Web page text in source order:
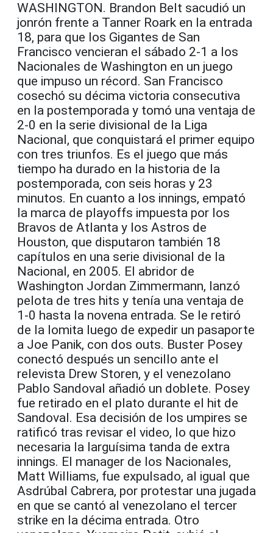
WASHINGTON. Brandon Belt sacudió un
jonrón frente a Tanner Roark en la entrada
18, para que los Gigantes de San
Francisco vencieran el sábado 2-1 a los
Nacionales de Washington en un juego
que impuso un récord. San Francisco
cosechó su décima victoria consecutiva
en la postemporada y tomó una ventaja de
2-0 en la serie divisional de la Liga
Nacional, que conquistará el primer equipo
con tres triunfos. Es el juego que más
tiempo ha durado en la historia de la
postemporada, con seis horas y 23
minutos. En cuanto a los innings, empató
la marca de playoffs impuesta por los
Bravos de Atlanta y los Astros de
Houston, que disputaron también 18
capítulos en una serie divisional de la
Nacional, en 2005. El abridor de
Washington Jordan Zimmermann, lanzó
pelota de tres hits y tenía una ventaja de
1-0 hasta la novena entrada. Se le retiró
de la lomita luego de expedir un pasaporte
a Joe Panik, con dos outs. Buster Posey
conectó después un sencillo ante el
relevista Drew Storen, y el venezolano
Pablo Sandoval añadió un doblete. Posey
fue retirado en el plato durante el hit de
Sandoval. Esa decisión de los umpires se
ratificó tras revisar el video, lo que hizo
necesaria la larguísima tanda de extra
innings. El manager de los Nacionales,
Matt Williams, fue expulsado, al igual que
Asdrúbal Cabrera, por protestar una jugada
en que se cantó al venezolano el tercer
strike en la décima entrada. Otro